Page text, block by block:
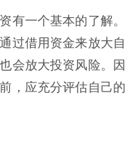
有一个基本的了解。
过借用资金来放大自
会放大投资风险。因
，应充分评估自己的